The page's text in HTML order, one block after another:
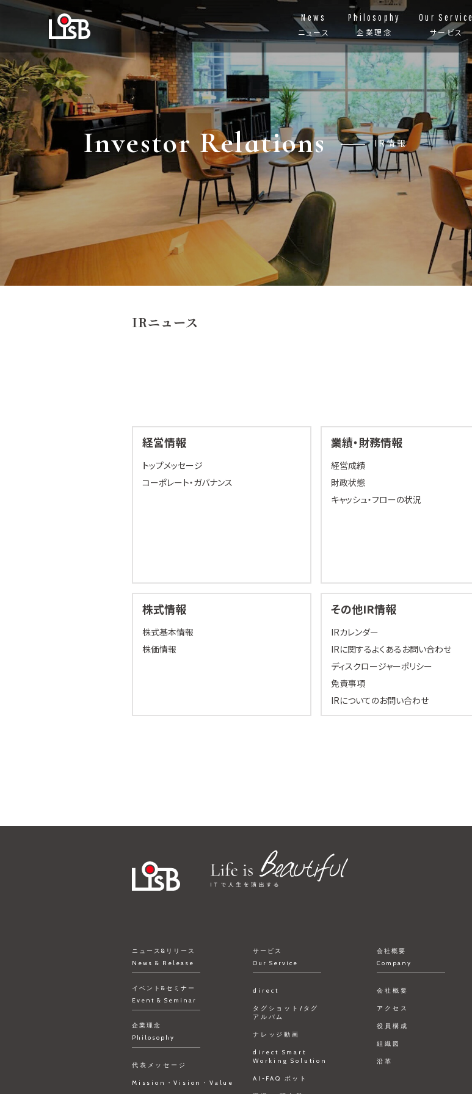
News
ニュース
Philosophy
企業理念
Our Service
サービス
Investor Relations IR情報
IRニュース
経営情報
トップメッセージ
コーポレート・ガバナンス
業績・財務情報
経営成績
財政状態
キャッシュ・フローの状況
株式情報
株式基本情報
株価情報
その他IR情報
IRカレンダー
IRに関するよくあるお問い合わせ
ディスクロージャーポリシー
免責事項
IRについてのお問い合わせ
ニュース&リリース
News & Release
イベント&セミナー
Event & Seminar
企業理念
Philosophy
代表メッセージ
Mission・Vision・Value
サービス
Our Service
direct
タグショット/タグ
アルバム
ナレッジ動画
direct Smart
Working Solution
AI-FAQ ボット
会社概要
Company
会社概要
アクセス
役員構成
組織図
沿革